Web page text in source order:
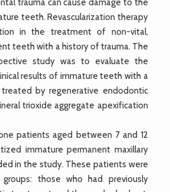
trauma can cause damage to the
teeth. Revascularization therapy
in the treatment of non-vital,
teeth with a history of trauma. The
study was to evaluate the
results of immature teeth with a
by regenerative endodontic
trioxide aggregate apexification
patients aged between 7 and 12
immature permanent maxillary
in the study. These patients were
those who had previously